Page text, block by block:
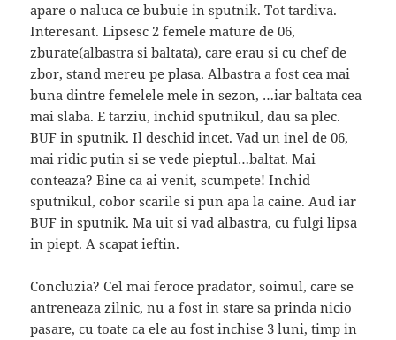
apare o naluca ce bubuie in sputnik. Tot tardiva.
Interesant. Lipsesc 2 femele mature de 06,
zburate(albastra si baltata), care erau si cu chef de
zbor, stand mereu pe plasa. Albastra a fost cea mai
buna dintre femelele mele in sezon, …iar baltata cea
mai slaba. E tarziu, inchid sputnikul, dau sa plec.
BUF in sputnik. Il deschid incet. Vad un inel de 06,
mai ridic putin si se vede pieptul…baltat. Mai
conteaza? Bine ca ai venit, scumpete! Inchid
sputnikul, cobor scarile si pun apa la caine. Aud iar
BUF in sputnik. Ma uit si vad albastra, cu fulgi lipsa
in piept. A scapat ieftin.
Concluzia? Cel mai feroce pradator, soimul, care se
antreneaza zilnic, nu a fost in stare sa prinda nicio
pasare, cu toate ca ele au fost inchise 3 luni, timp in